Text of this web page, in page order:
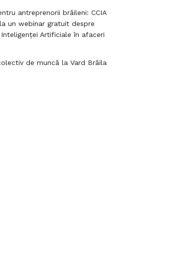
antreprenorii brăileni: CCIA
un webinar gratuit despre
Artificiale în afaceri
de muncă la Vard Brăila